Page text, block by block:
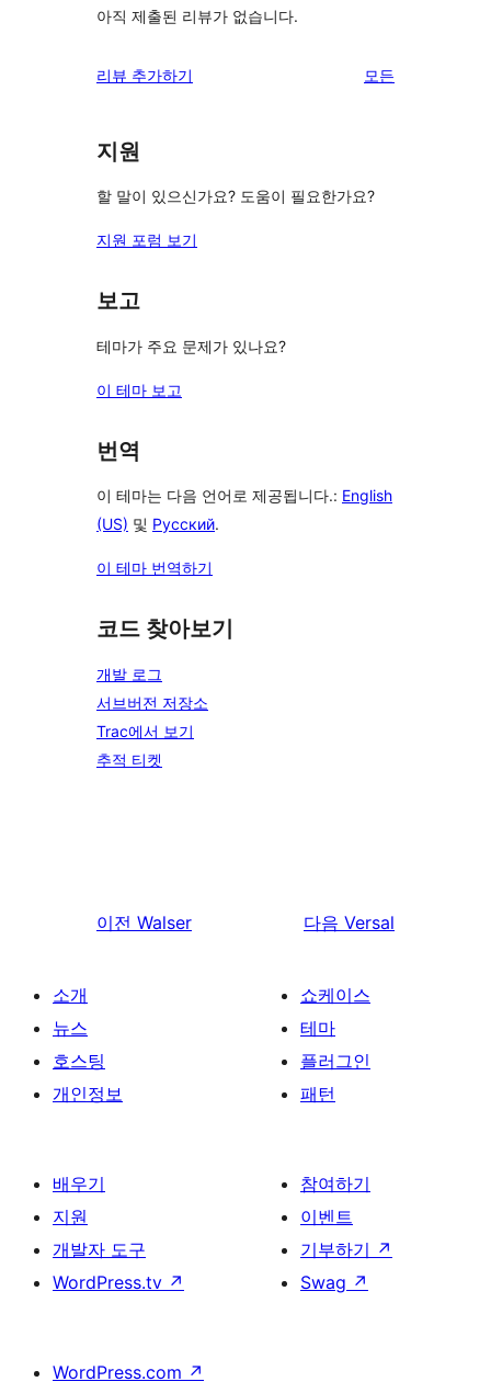
아직 제출된 리뷰가 없습니다.
리뷰 추가하기 모든
지원
할 말이 있으신가요? 도움이 필요한가요?
지원 포럼 보기
보고
테마가 주요 문제가 있나요?
이 테마 보고
번역
이 테마는 다음 언어로 제공됩니다.: English
(US) 및 Русский.
이 테마 번역하기
코드 찾아보기
개발 로그
서브버전 저장소
Trac에서 보기
추적 티켓
이전 Walser 다음 Versal
소개
뉴스
호스팅
개인정보
쇼케이스
테마
플러그인
패턴
배우기
지원
개발자 도구
WordPress.tv ↗
참여하기
이벤트
기부하기 ↗
Swag ↗
WordPress.com ↗